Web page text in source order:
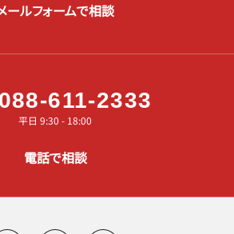
ールフォームで相談
088-611-2333
平日 9:30 - 18:00
電話で相談